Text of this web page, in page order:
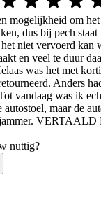
mogelijkheid om
dus bij pech
niet vervoerd kan
en veel te duur
was het met
Anders
vandaag was ik
maar de
jammer.
nuttig?